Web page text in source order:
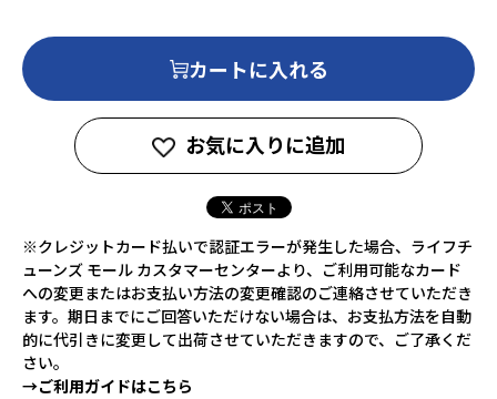
カートに入れる
お気に入りに追加
※クレジットカード払いで認証エラーが発生した場合、ライフチ
ューンズ モール カスタマーセンターより、ご利用可能なカード
への変更またはお支払い方法の変更確認のご連絡させていただき
ます。期日までにご回答いただけない場合は、お支払方法を自動
的に代引きに変更して出荷させていただきますので、ご了承くだ
さい。
→ご利用ガイドはこちら